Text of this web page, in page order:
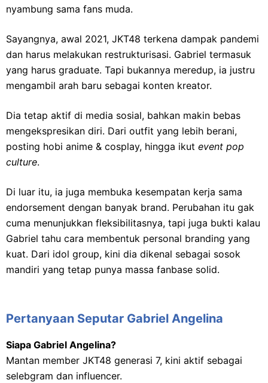
nyambung sama fans muda.
Sayangnya, awal 2021, JKT48 terkena dampak pandemi
dan harus melakukan restrukturisasi. Gabriel termasuk
yang harus graduate. Tapi bukannya meredup, ia justru
mengambil arah baru sebagai konten kreator.
Dia tetap aktif di media sosial, bahkan makin bebas
mengekspresikan diri. Dari outfit yang lebih berani,
posting hobi anime & cosplay, hingga ikut event pop
culture.
Di luar itu, ia juga membuka kesempatan kerja sama
endorsement dengan banyak brand. Perubahan itu gak
cuma menunjukkan fleksibilitasnya, tapi juga bukti kalau
Gabriel tahu cara membentuk personal branding yang
kuat. Dari idol group, kini dia dikenal sebagai sosok
mandiri yang tetap punya massa fanbase solid.
Pertanyaan Seputar Gabriel Angelina
Siapa Gabriel Angelina?
Mantan member JKT48 generasi 7, kini aktif sebagai
selebgram dan influencer.